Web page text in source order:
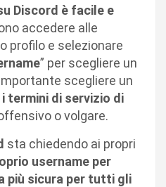
Discord è facile e
accedere alle
profilo e selezionare
” per scegliere un
scegliere un
termini di servizio di
o volgare.
sta chiedendo ai propri
username per
più sicura per tutti gli